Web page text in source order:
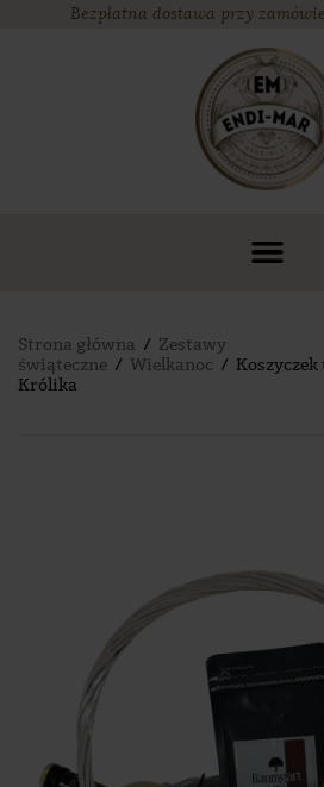
Bezpłatna dostawa przy
Strona główna / Zestawy
świąteczne / Wielkanoc /
Królika